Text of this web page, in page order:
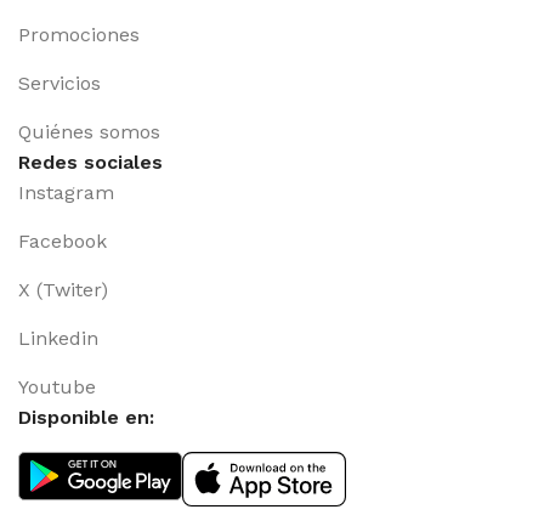
Promociones
Servicios
Quiénes somos
Redes sociales
Instagram
Facebook
X (Twiter)
Linkedin
Youtube
Disponible en: